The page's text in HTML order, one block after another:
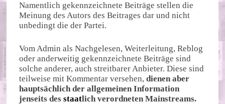
Namentlich gekennzeichnete Beiträge stellen die
Meinung des Autors des Beitrages dar und nicht
unbedingt die der Partei.
Vom Admin als Nachgelesen, Weiterleitung, Reblog
oder anderweitig gekennzeichnete Beiträge sind
solche anderer, auch streitbarer Anbieter. Diese sind
teilweise mit Kommentar versehen,dienen aber
hauptsächlich der allgemeinen Information
jenseits desstaatlich verordneten Mainstreams.